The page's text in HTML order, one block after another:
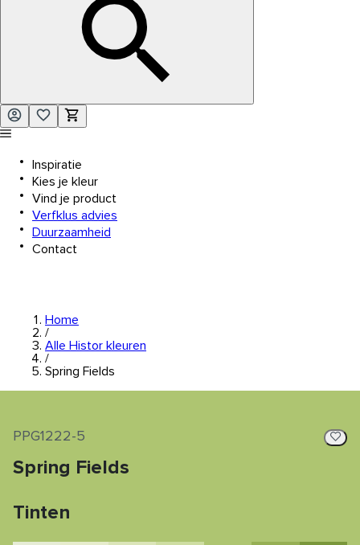
Inspiratie
Kies je kleur
Vind je product
Verfklus advies
Duurzaamheid
Contact
Home
/
Alle Histor kleuren
/
Spring Fields
PPG1222-5
Spring Fields
Tinten